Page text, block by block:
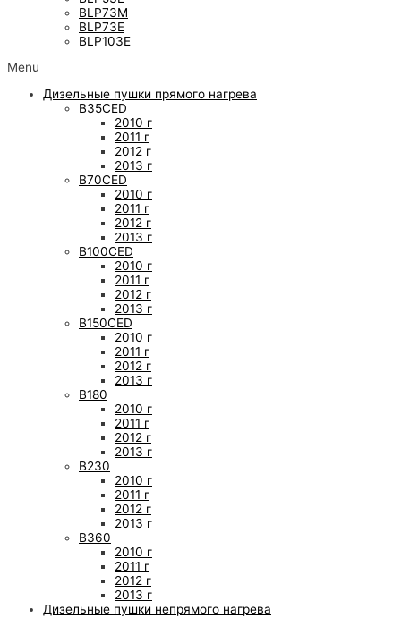
BLP73M
BLP73E
BLP103E
Menu
Дизельные пушки прямого нагрева
B35CED
2010 г
2011 г
2012 г
2013 г
B70CED
2010 г
2011 г
2012 г
2013 г
B100CED
2010 г
2011 г
2012 г
2013 г
B150CED
2010 г
2011 г
2012 г
2013 г
B180
2010 г
2011 г
2012 г
2013 г
B230
2010 г
2011 г
2012 г
2013 г
B360
2010 г
2011 г
2012 г
2013 г
Дизельные пушки непрямого нагрева